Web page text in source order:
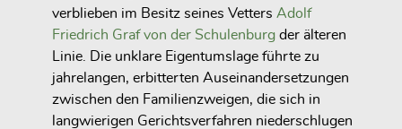
verblieben im Besitz seines Vetters Adolf
Friedrich Graf von der Schulenburg der älteren
Linie. Die unklare Eigentumslage führte zu
jahrelangen, erbitterten Auseinandersetzungen
zwischen den Familienzweigen, die sich in
langwierigen Gerichtsverfahren niederschlugen